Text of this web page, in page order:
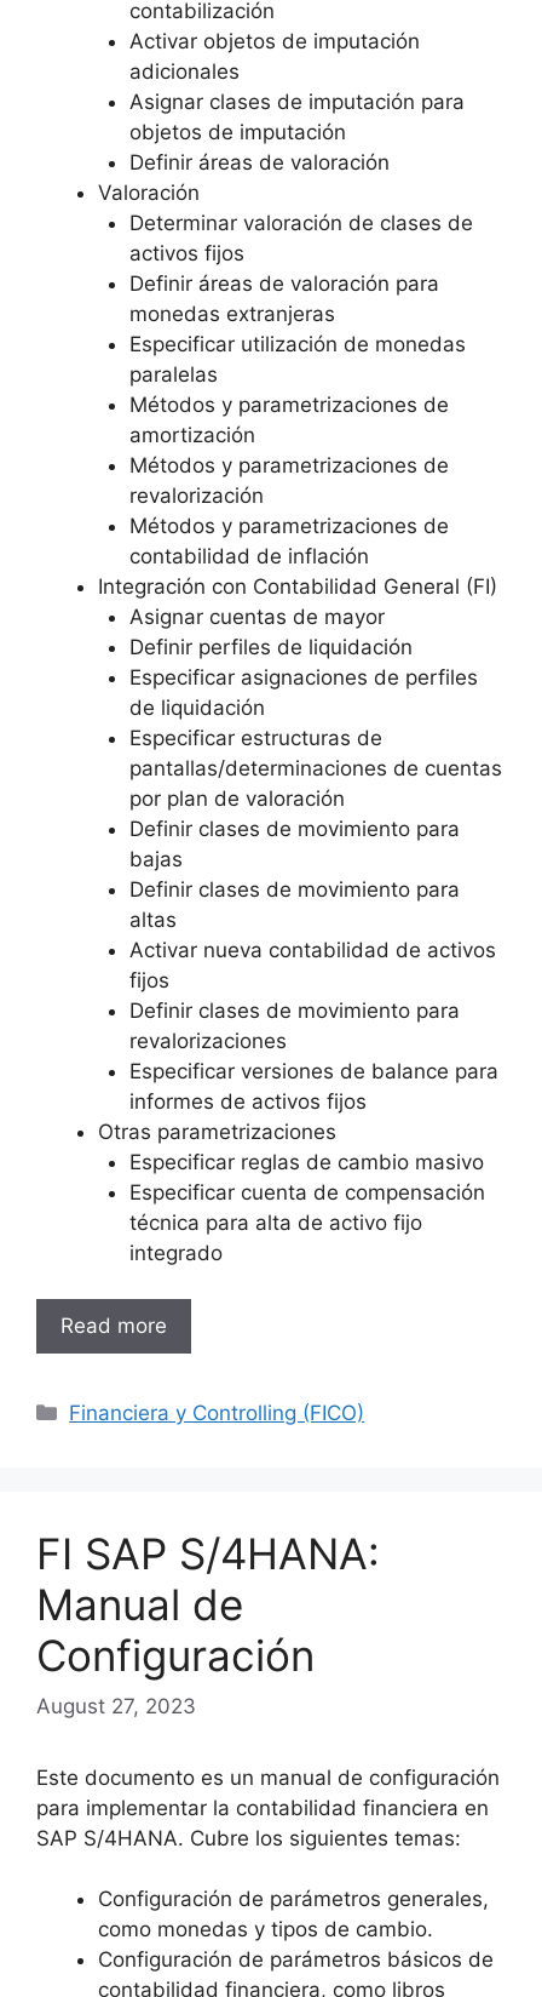
contabilización
Activar objetos de imputación
adicionales
Asignar clases de imputación para
objetos de imputación
Definir áreas de valoración
Valoración
Determinar valoración de clases de
activos fijos
Definir áreas de valoración para
monedas extranjeras
Especificar utilización de monedas
paralelas
Métodos y parametrizaciones de
amortización
Métodos y parametrizaciones de
revalorización
Métodos y parametrizaciones de
contabilidad de inflación
Integración con Contabilidad General (FI)
Asignar cuentas de mayor
Definir perfiles de liquidación
Especificar asignaciones de perfiles
de liquidación
Especificar estructuras de
pantallas/determinaciones de cuentas
por plan de valoración
Definir clases de movimiento para
bajas
Definir clases de movimiento para
altas
Activar nueva contabilidad de activos
fijos
Definir clases de movimiento para
revalorizaciones
Especificar versiones de balance para
informes de activos fijos
Otras parametrizaciones
Especificar reglas de cambio masivo
Especificar cuenta de compensación
técnica para alta de activo fijo
integrado
Read more
Categories
Financiera y Controlling (FICO)
FI SAP S/4HANA:
Manual de
Configuración
August 27, 2023
Este documento es un manual de configuración
para implementar la contabilidad financiera en
SAP S/4HANA. Cubre los siguientes temas:
Configuración de parámetros generales,
como monedas y tipos de cambio.
Configuración de parámetros básicos de
contabilidad financiera, como libros